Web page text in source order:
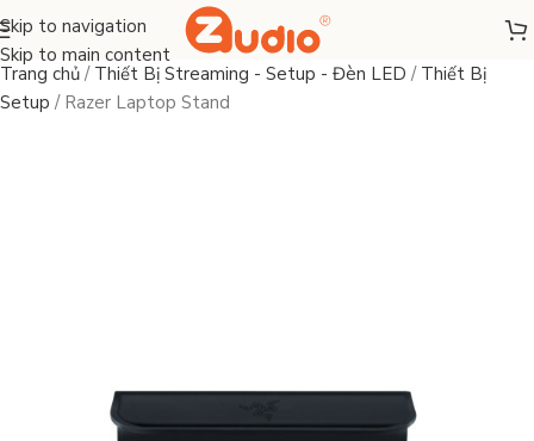
Skip to navigation
Skip to main content
Trang chủ / Thiết Bị Streaming - Setup - Đèn LED / Thiết Bị
Setup / Razer Laptop Stand